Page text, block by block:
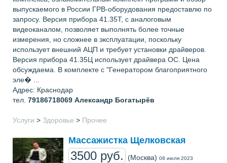
выпускаемого в России ГРВ-оборудования предоставлю по
запросу. Версия прибора 41.35Т, с аналоговым
видеоканалом, позволяет выполнять более точные
измерения, но сложнее в эксплуатации, поскольку
использует внешний АЦП и требует установки драйверов.
Версия прибора 41.35Ц использует драйвера ОС. Цена
обсуждаема. В комплекте с "Генератором благоприятного
эле� ...
Адрес: Краснодар
тел. 79186718069 Александр Богатырёв
Услуги > Здоровье > Прочее
Массажистка Щелковская
3500 руб. (Москва) 08 июля 2023